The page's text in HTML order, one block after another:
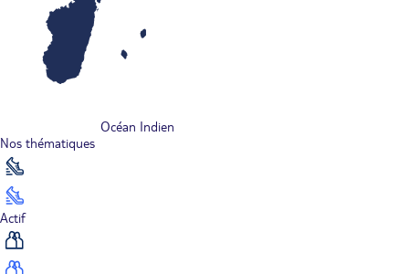
Océan Indien
Nos thématiques
Actif